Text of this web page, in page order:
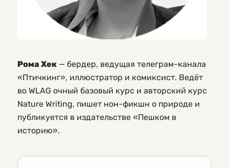
Рома Хек — бердер, ведущая телеграм-канала
«Птичкинг», иллюстратор и комиксист. Ведёт
во WLAG очный базовый курс и авторский курс
Nature Writing, пишет нон-фикшн о природе и
публикуется в издательстве «Пешком в
историю».